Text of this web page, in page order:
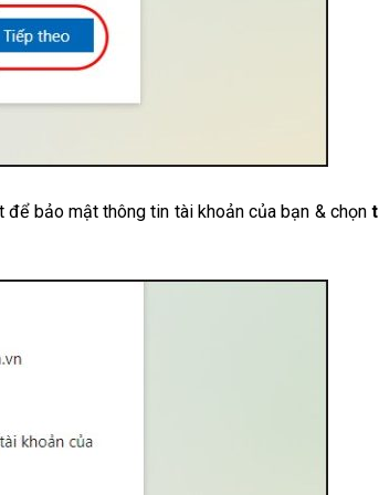
bảo mật thông tin tài khoản của bạn & chọn